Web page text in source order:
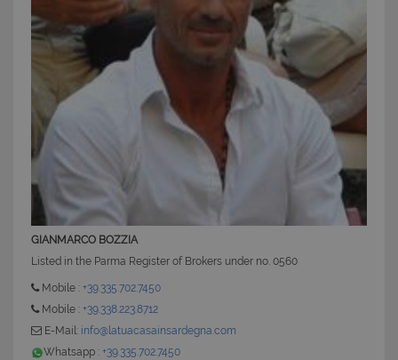
GIANMARCO BOZZIA
Listed in the Parma Register of Brokers under no. 0560
Mobile : +39.335.702.7450
Mobile : +39.338.223.8712
E-Mail: info@latuacasainsardegna.com
Whatsapp : +39.335.702.7450
CookieScriptConsent
6 mesi 5
giorni